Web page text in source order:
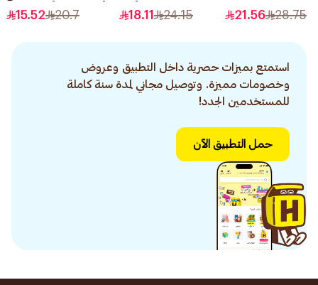
28.75
21.56
50مل
24.15
18.11
308/0 1عبوة
20.7
15.52
استمتع بميزات حصرية داخل التطبيق وعروض
وخصومات مميزة. وتوصيل مجاني لمدة سنة كاملة
للمستخدمين الجدد!
حمل التطبيق الآن